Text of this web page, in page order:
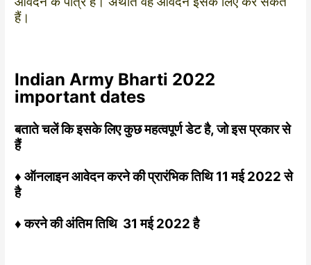
हैं।
Indian Army Bharti 2022
important dates
बताते चलें कि इसके लिए कुछ महत्वपूर्ण डेट है, जो इस प्रकार से
हैं
♦ ऑनलाइन आवेदन करने की प्रारंभिक तिथि 11 मई 2022 से
है
♦ करने की अंतिम तिथि 31 मई 2022 है